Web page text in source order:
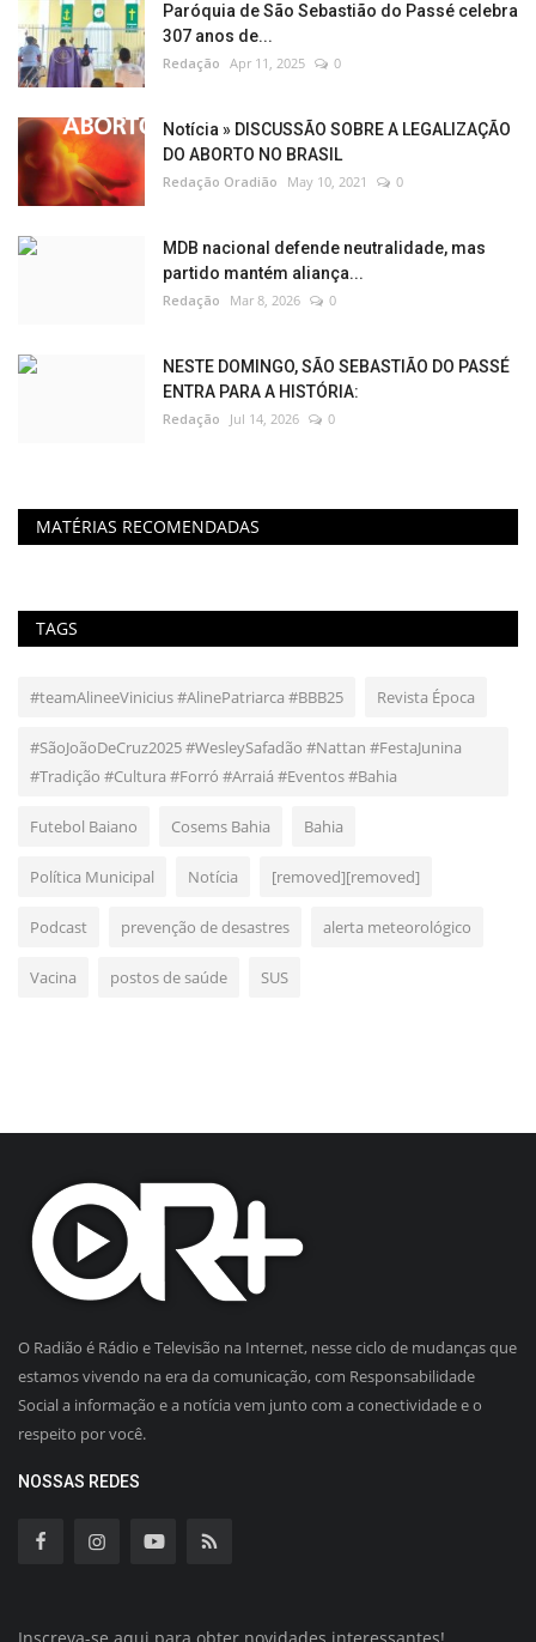
Paróquia de São Sebastião do Passé celebra
307 anos de...
Redação Apr 11, 2025 0
Notícia » DISCUSSÃO SOBRE A LEGALIZAÇÃO
DO ABORTO NO BRASIL
Redação Oradião May 10, 2021 0
MDB nacional defende neutralidade, mas
partido mantém aliança...
Redação Mar 8, 2026 0
NESTE DOMINGO, SÃO SEBASTIÃO DO PASSÉ
ENTRA PARA A HISTÓRIA:
Redação Jul 14, 2026 0
MATÉRIAS RECOMENDADAS
TAGS
#teamAlineeVinicius #AlinePatriarca #BBB25 Revista Época
#SãoJoãoDeCruz2025 #WesleySafadão #Nattan #FestaJunina
#Tradição #Cultura #Forró #Arraiá #Eventos #Bahia
Futebol Baiano Cosems Bahia Bahia
Política Municipal Notícia [removed][removed]
Podcast prevenção de desastres alerta meteorológico
Vacina postos de saúde SUS
O Radião é Rádio e Televisão na Internet, nesse ciclo de mudanças que
estamos vivendo na era da comunicação, com Responsabilidade
Social a informação e a notícia vem junto com a conectividade e o
respeito por você.
NOSSAS REDES